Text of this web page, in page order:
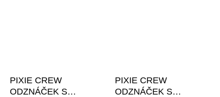
PIXIE CREW
ODZNÁČEK S
PIXIE CREW
ODZNÁČEK S